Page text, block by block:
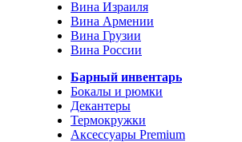
Вина Израиля
Вина Армении
Вина Грузии
Вина России
Барный инвентарь
Бокалы и рюмки
Декантеры
Термокружки
Аксессуары Premium